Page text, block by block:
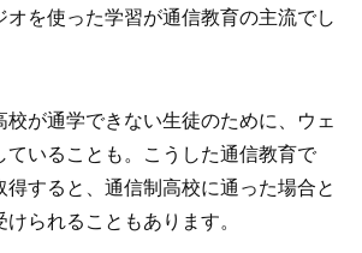
オを使った学習が通信教育の主流でし
が通学できない生徒のために、ウェ
ていることも。こうした通信教育で
得すると、通信制高校に通った場合と
られることもあります。